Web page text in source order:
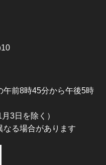
午前8時45分から午後5時
3日を除く）
る場合があります